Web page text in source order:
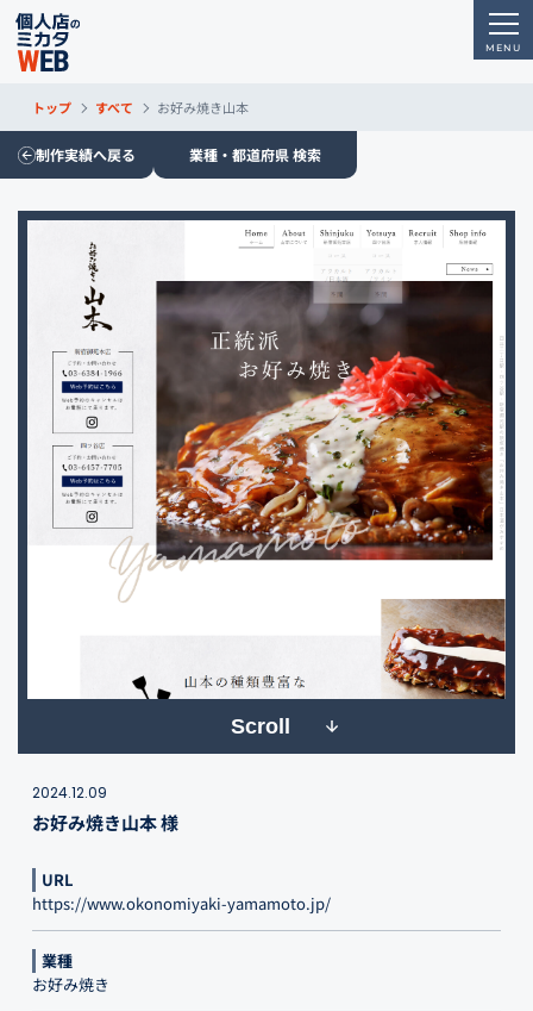
トップ すべて お好み焼き山本
制作実績へ戻る 業種・都道府県 検索
Scroll
2024.12.09
お好み焼き山本 様
URL
https://www.okonomiyaki-yamamoto.jp/
業種
お好み焼き